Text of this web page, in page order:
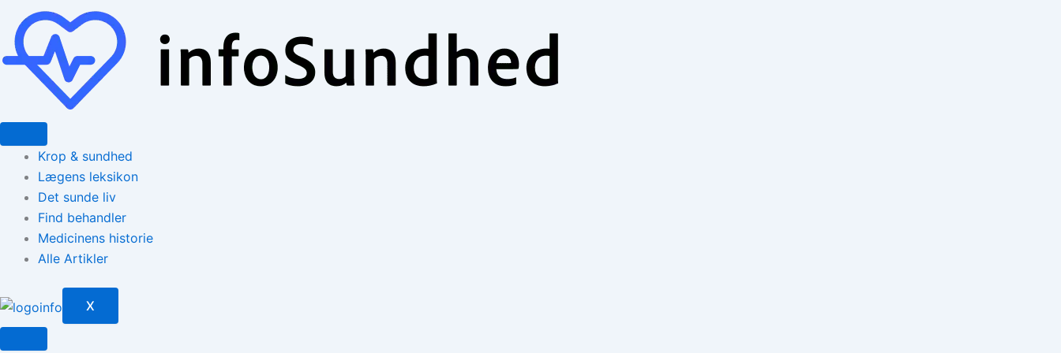
indholdet
Krop & sundhed
Lægens leksikon
Det sunde liv
Find behandler
Medicinens historie
Alle Artikler
X